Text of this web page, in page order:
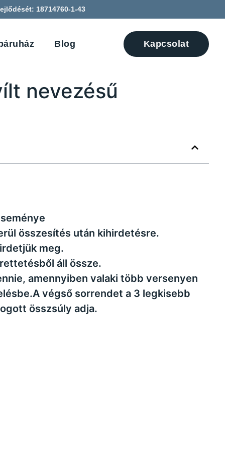
18714760-1-43
Blog Kapcsolat
nevezésű
összesítés után kihirdetésre.
meg.
áll össze.
amennyiben valaki több versenyen
végső sorrendet a 3 legkisebb
összsúly adja.